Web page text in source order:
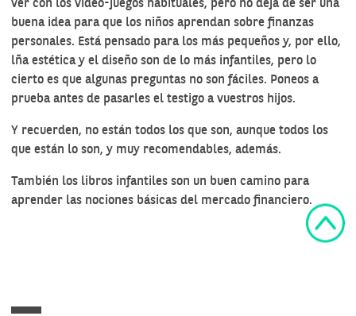
ver con los video-juegos habituales, pero no deja de ser una
buena idea para que los niños aprendan sobre finanzas
personales. Está pensado para los más pequeños y, por ello,
lña estética y el diseño son de lo más infantiles, pero lo
cierto es que algunas preguntas no son fáciles. Poneos a
prueba antes de pasarles el testigo a vuestros hijos.
Y recuerden, no están todos los que son, aunque todos los
que están lo son, y muy recomendables, además.
También los libros infantiles son un buen camino para
aprender las nociones básicas del mercado financiero.